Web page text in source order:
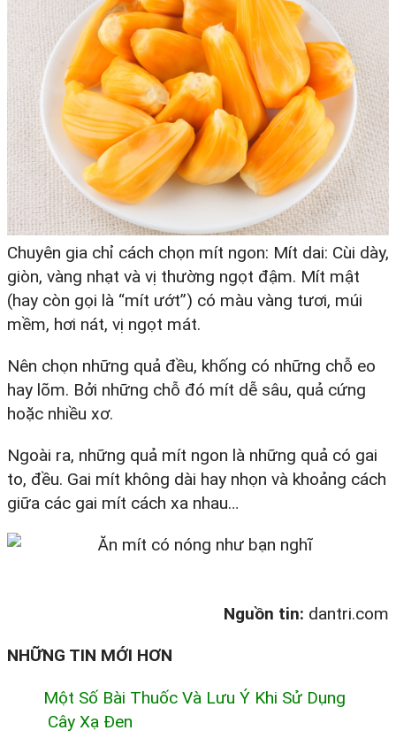
Chuyên gia chỉ cách chọn mít ngon: Mít dai: Cùi dày,
giòn, vàng nhạt và vị thường ngọt đậm. Mít mật
(hay còn gọi là “mít ướt”) có màu vàng tươi, múi
mềm, hơi nát, vị ngọt mát.
Nên chọn những quả đều, khống có những chỗ eo
hay lõm. Bởi những chỗ đó mít dễ sâu, quả cứng
hoặc nhiều xơ.
Ngoài ra, những quả mít ngon là những quả có gai
to, đều. Gai mít không dài hay nhọn và khoảng cách
giữa các gai mít cách xa nhau…
Nguồn tin: dantri.com
NHỮNG TIN MỚI HƠN
Một Số Bài Thuốc Và Lưu Ý Khi Sử Dụng
Cây Xạ Đen